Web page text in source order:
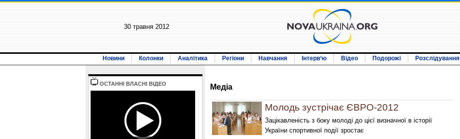
30 травня 2012
Новини Колонки Аналітика Регіони Навчання Інтерв‘ю Відео Подорожі Розслідування
ОСТАННI ВЛАСНI ВIДЕО Медiа
Молодь зустрічає ЄВРО-2012
Зацікавленість з боку молоді до цієї визначної в історії
України спортивної події зростає